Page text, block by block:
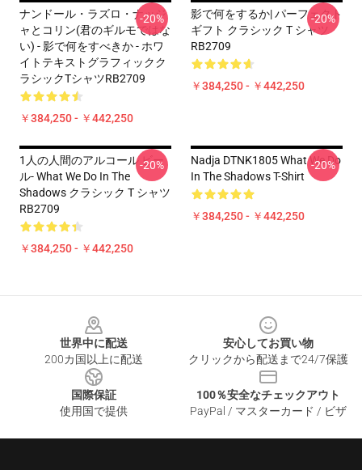
ナンドール・ラズロ・ナッジ
ャとコリン(君のギルモではな
い) - 影で何をすべきか - ホワ
イトテキストグラフィックク
ラシックTシャツRB2709
￥384,250 - ￥442,250
-20%
影で何をするか| パーフェクト
ギフト クラシック T シャツ
RB2709
￥384,250 - ￥442,250
-20%
1人の人間のアルコール ビー
ル- What We Do In The
Shadows クラシック T シャツ
RB2709
￥384,250 - ￥442,250
-20%
Nadja DTNK1805 What We Do
In The Shadows T-Shirt
￥384,250 - ￥442,250
-20%
世界中に配送
200カ国以上に配送
安心してお買い物
クリックから配送まで24/7保護
国際保証
使用国で提供
100％安全なチェックアウト
PayPal / マスターカード / ビザ